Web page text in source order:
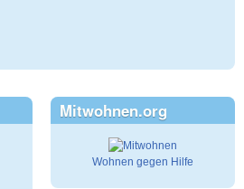
Mitwohnen.org
Wohnen gegen Hilfe